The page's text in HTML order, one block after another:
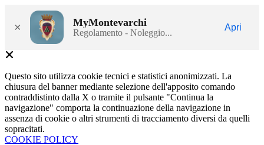
× MyMontevarchi
Regolamento - Noleggio...
Apri
Questo sito utilizza cookie tecnici e statistici anonimizzati. La
chiusura del banner mediante selezione dell'apposito comando
contraddistinto dalla X o tramite il pulsante "Continua la
navigazione" comporta la continuazione della navigazione in
assenza di cookie o altri strumenti di tracciamento diversi da quelli
sopracitati.
COOKIE POLICY